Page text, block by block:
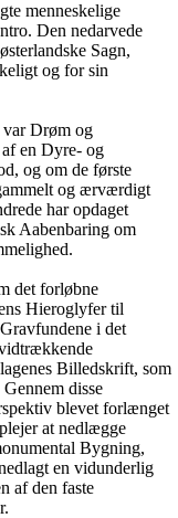
menneskelige
Den nedarvede
Sagn,
og for sin
var Drøm og
en Dyre- og
og om de første
og ærværdigt
har opdaget
Aabenbaring om
det forløbne
Hieroglyfer til
i det
Billedskrift, som
disse
blevet forlænget
at nedlægge
Bygning,
en vidunderlig
af den faste